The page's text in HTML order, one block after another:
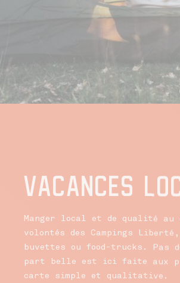
VACANCES
Manger local et de qualité au
volontés des Campings
buvettes ou food-trucks. Pas
part belle est ici faite aux
carte simple et qualitative.